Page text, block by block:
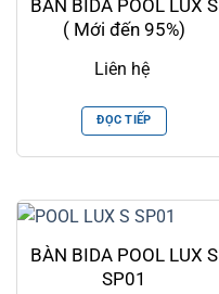
BÀN BIDA POOL LUX S
( Mới đến 95%)
Liên hệ
ĐỌC TIẾP
BÀN BIDA POOL LUX S
SP01